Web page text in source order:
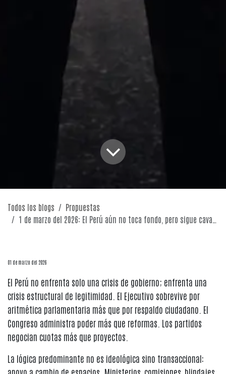
Todos los blogs
Propuestas
1 de marzo del 2026: El Perú aún no toca fondo, pero sigue cavando
01 de marzo del 2026
El Perú no enfrenta solo una crisis de gobierno; enfrenta una
crisis estructural de legitimidad. El Ejecutivo sobrevive por
aritmética parlamentaria más que por respaldo ciudadano. El
Congreso administra poder más que reformas. Los partidos
negocian cuotas más que proyectos.
La lógica predominante no es ideológica sino transaccional: